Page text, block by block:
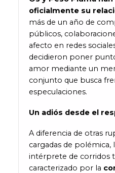
oficialmente su
más de un año de
públicos,
afecto en redes
decidieron poner
amor mediante un
conjunto que busca
especulaciones.
Un adiós desde el
A diferencia de otras
cargadas de polémica,
intérprete de corridos
caracterizado por la